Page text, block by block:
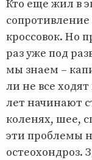
Кто еще жил в
кроссовок. Но
раз уже под
мы знаем –
ли не все
лет начинают
коленях, шее,
эти проблемы
остеохондроз.